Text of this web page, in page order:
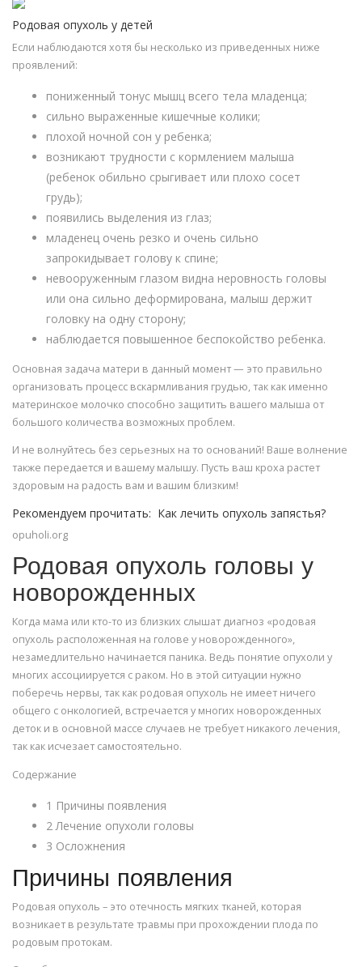
Родовая опухоль у детей
Если наблюдаются хотя бы несколько из приведенных ниже
проявлений:
пониженный тонус мышц всего тела младенца;
сильно выраженные кишечные колики;
плохой ночной сон у ребенка;
возникают трудности с кормлением малыша
(ребенок обильно срыгивает или плохо сосет
грудь);
появились выделения из глаз;
младенец очень резко и очень сильно
запрокидывает голову к спине;
невооруженным глазом видна неровность головы
или она сильно деформирована, малыш держит
головку на одну сторону;
наблюдается повышенное беспокойство ребенка.
Основная задача матери в данный момент — это правильно
организовать процесс вскармливания грудью, так как именно
материнское молочко способно защитить вашего малыша от
большого количества возможных проблем.
И не волнуйтесь без серьезных на то оснований! Ваше волнение
также передается и вашему малышу. Пусть ваш кроха растет
здоровым на радость вам и вашим близким!
Рекомендуем прочитать: Как лечить опухоль запястья?
opuholi.org
Родовая опухоль головы у
новорожденных
Когда мама или кто-то из близких слышат диагноз «родовая
опухоль расположенная на голове у новорожденного»,
незамедлительно начинается паника. Ведь понятие опухоли у
многих ассоциируется с раком. Но в этой ситуации нужно
поберечь нервы, так как родовая опухоль не имеет ничего
общего с онкологией, встречается у многих новорожденных
деток и в основной массе случаев не требует никакого лечения,
так как исчезает самостоятельно.
Содержание
1 Причины появления
2 Лечение опухоли головы
3 Осложнения
Причины появления
Родовая опухоль – это отечность мягких тканей, которая
возникает в результате травмы при прохождении плода по
родовым протокам.